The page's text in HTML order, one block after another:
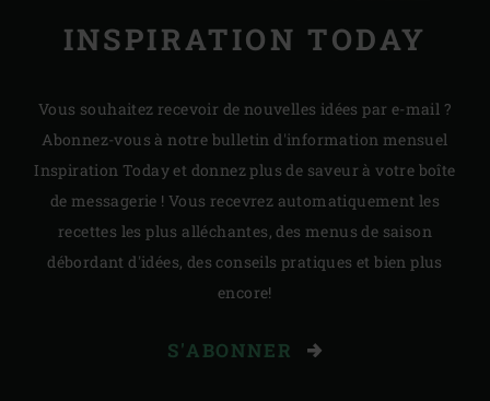
INSPIRATION TODAY
Vous souhaitez recevoir de nouvelles idées par e-mail ?
Abonnez-vous à notre bulletin d'information mensuel
Inspiration Today et donnez plus de saveur à votre boîte
de messagerie ! Vous recevrez automatiquement les
recettes les plus alléchantes, des menus de saison
débordant d'idées, des conseils pratiques et bien plus
encore!
S'ABONNER